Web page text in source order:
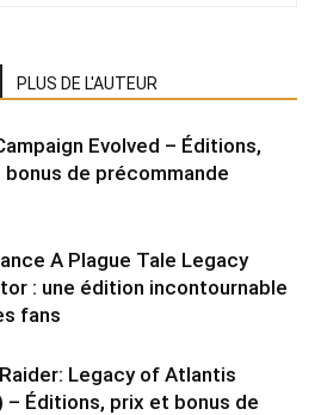
PLUS DE L'AUTEUR
Evolved – Éditions,
de précommande
A Plague Tale Legacy
: une édition incontournable
fans
Legacy of Atlantis
– Éditions, prix et bonus de